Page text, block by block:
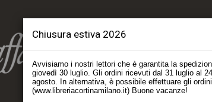
Chiusura estiva 2026
Avvisiamo i nostri lettori che è garantita la
giovedì 30 luglio. Gli ordini ricevuti dal 31 luglio al
agosto. In alternativa, è possibile effettuare gli
(www.libreriacortinamilano.it) Buone vacanze!